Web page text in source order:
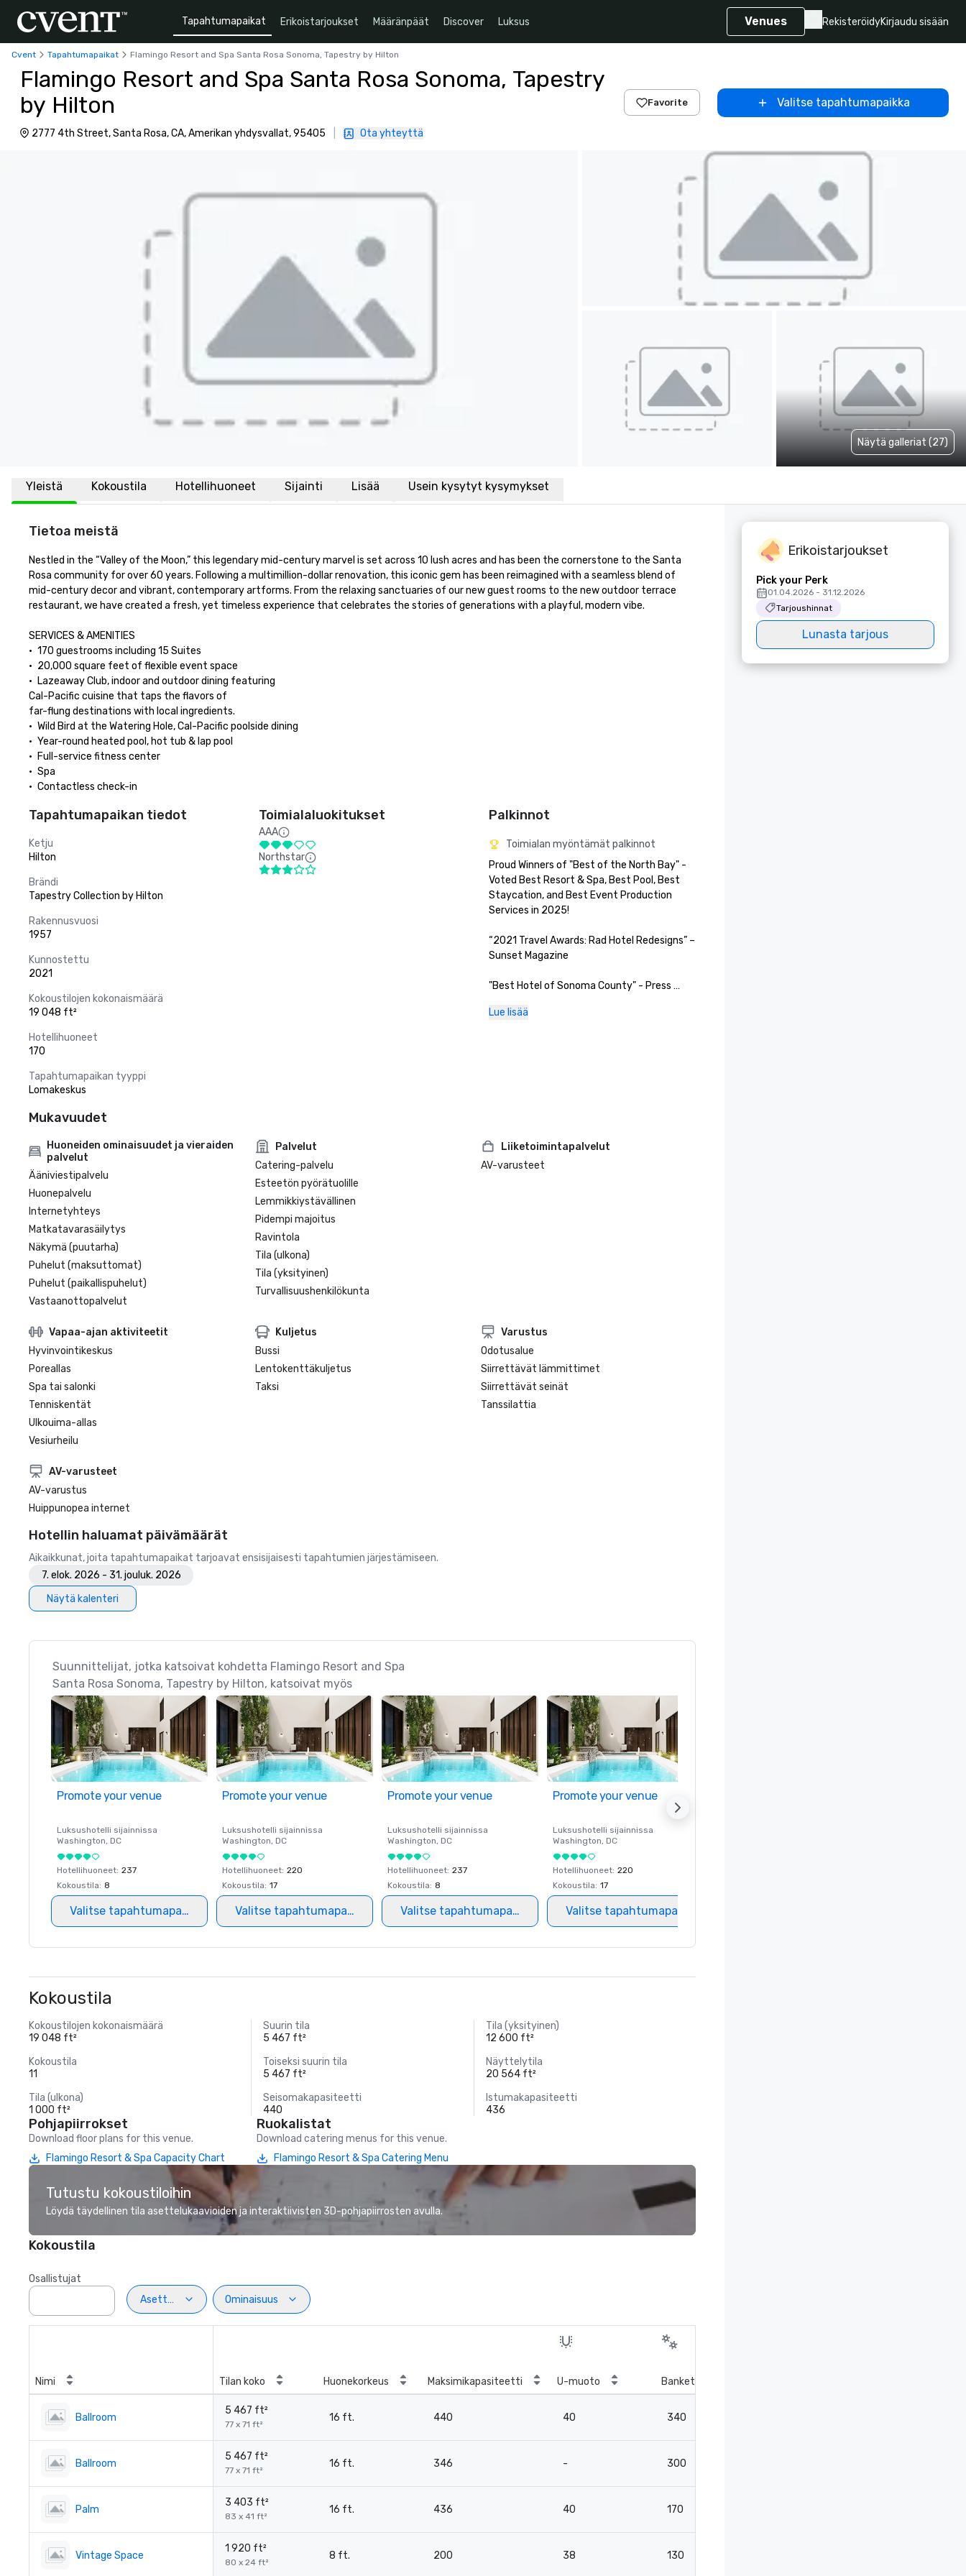
Tapahtumapaikat Erikoistarjoukset Määränpäät Discover Luksus Venues RekisteröidyKirjaudu sisään
Cvent Tapahtumapaikat Flamingo Resort and Spa Santa Rosa Sonoma, Tapestry by Hilton
Flamingo Resort and Spa Santa Rosa Sonoma, Tapestry
by Hilton
2777 4th Street, Santa Rosa, CA, Amerikan yhdysvallat, 95405 Ota yhteyttä
Favorite Valitse tapahtumapaikka
Näytä galleriat (27)
Yleistä Kokoustila Hotellihuoneet Sijainti Lisää Usein kysytyt kysymykset
Tietoa meistä
Nestled in the “Valley of the Moon,” this legendary mid-century marvel is set across 10 lush acres and has been the cornerstone to the Santa
Rosa community for over 60 years. Following a multimillion-dollar renovation, this iconic gem has been reimagined with a seamless blend of
mid-century decor and vibrant, contemporary artforms. From the relaxing sanctuaries of our new guest rooms to the new outdoor terrace
restaurant, we have created a fresh, yet timeless experience that celebrates the stories of generations with a playful, modern vibe.
SERVICES & AMENITIES
•	170 guestrooms including 15 Suites
•	20,000 square feet of flexible event space
•	Lazeaway Club, indoor and outdoor dining featuring
Cal-Pacific cuisine that taps the flavors of
far-flung destinations with local ingredients.
•	Wild Bird at the Watering Hole, Cal-Pacific poolside dining
•	Year-round heated pool, hot tub & lap pool
•	Full-service fitness center
•	Spa
•	Contactless check-in
Tapahtumapaikan tiedot
Ketju
Hilton
Brändi
Tapestry Collection by Hilton
Rakennusvuosi
1957
Kunnostettu
2021
Kokoustilojen kokonaismäärä
19 048 ft²
Hotellihuoneet
170
Tapahtumapaikan tyyppi
Lomakeskus
Toimialaluokitukset
AAA
Northstar
Palkinnot
Toimialan myöntämät palkinnot
Proud Winners of "Best of the North Bay" -
Voted Best Resort & Spa, Best Pool, Best
Staycation, and Best Event Production
Services in 2025!
“2021 Travel Awards: Rad Hotel Redesigns” –
Sunset Magazine
"Best Hotel of Sonoma County" - Press
Lue lisää
Mukavuudet
Huoneiden ominaisuudet ja vieraiden
palvelut
Ääniviestipalvelu
Huonepalvelu
Internetyhteys
Matkatavarasäilytys
Näkymä (puutarha)
Puhelut (maksuttomat)
Puhelut (paikallispuhelut)
Vastaanottopalvelut
Palvelut
Catering-palvelu
Esteetön pyörätuolille
Lemmikkiystävällinen
Pidempi majoitus
Ravintola
Tila (ulkona)
Tila (yksityinen)
Turvallisuushenkilökunta
Liiketoimintapalvelut
AV-varusteet
Vapaa-ajan aktiviteetit
Hyvinvointikeskus
Poreallas
Spa tai salonki
Tenniskentät
Ulkouima-allas
Vesiurheilu
Kuljetus
Bussi
Lentokenttäkuljetus
Taksi
Varustus
Odotusalue
Siirrettävät lämmittimet
Siirrettävät seinät
Tanssilattia
AV-varusteet
AV-varustus
Huippunopea internet
Hotellin haluamat päivämäärät
Aikaikkunat, joita tapahtumapaikat tarjoavat ensisijaisesti tapahtumien järjestämiseen.
7. elok. 2026 - 31. jouluk. 2026
Näytä kalenteri
Suunnittelijat, jotka katsoivat kohdetta Flamingo Resort and Spa
Santa Rosa Sonoma, Tapestry by Hilton, katsoivat myös
Promote your venue
Luksushotelli sijainnissa
Washington, DC
Hotellihuoneet: 237
Kokoustila: 8
Valitse tapahtumapaikka
Promote your venue
Luksushotelli sijainnissa
Washington, DC
Hotellihuoneet: 220
Kokoustila: 17
Valitse tapahtumapaikka
Promote your venue
Luksushotelli sijainnissa
Washington, DC
Hotellihuoneet: 237
Kokoustila: 8
Valitse tapahtumapaikka
Promote your venue
Luksushotelli sijainnissa
Washington, DC
Hotellihuoneet: 220
Kokoustila: 17
Valitse tapahtumapaikka
Kokoustila
Kokoustilojen kokonaismäärä
19 048 ft²
Suurin tila
5 467 ft²
Tila (yksityinen)
12 600 ft²
Kokoustila
11
Toiseksi suurin tila
5 467 ft²
Näyttelytila
20 564 ft²
Tila (ulkona)
1 000 ft²
Seisomakapasiteetti
440
Istumakapasiteetti
436
Pohjapiirrokset
Download floor plans for this venue.
Flamingo Resort & Spa Capacity Chart
Ruokalistat
Download catering menus for this venue.
Flamingo Resort & Spa Catering Menu
Tutustu kokoustiloihin
Löydä täydellinen tila asettelukaavioiden ja interaktiivisten 3D-pohjapiirrosten avulla.
Kokoustila
Osallistujat
Asettelu
Ominaisuus
Nimi Tilan koko Huonekorkeus Maksimikapasiteetti U-muoto Bankettiasettelu
Ballroom
5 467 ft²
77 x 71 ft²
16 ft. 440 40 340
Ballroom
5 467 ft²
77 x 71 ft²
16 ft. 346 - 300
Palm
3 403 ft²
83 x 41 ft²
16 ft. 436 40 170
Vintage Space
1 920 ft²
80 x 24 ft²
8 ft. 200 38 130
Erikoistarjoukset
Pick your Perk
01.04.2026 - 31.12.2026
Tarjoushinnat
Lunasta tarjous